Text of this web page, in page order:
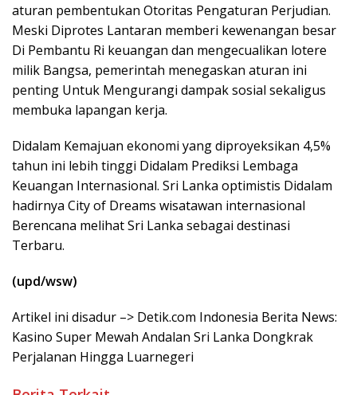
aturan pembentukan Otoritas Pengaturan Perjudian.
Meski Diprotes Lantaran memberi kewenangan besar
Di Pembantu Ri keuangan dan mengecualikan lotere
milik Bangsa, pemerintah menegaskan aturan ini
penting Untuk Mengurangi dampak sosial sekaligus
membuka lapangan kerja.
Didalam Kemajuan ekonomi yang diproyeksikan 4,5%
tahun ini lebih tinggi Didalam Prediksi Lembaga
Keuangan Internasional. Sri Lanka optimistis Didalam
hadirnya City of Dreams wisatawan internasional
Berencana melihat Sri Lanka sebagai destinasi
Terbaru.
(upd/wsw)
Artikel ini disadur –> Detik.com Indonesia Berita News:
Kasino Super Mewah Andalan Sri Lanka Dongkrak
Perjalanan Hingga Luarnegeri